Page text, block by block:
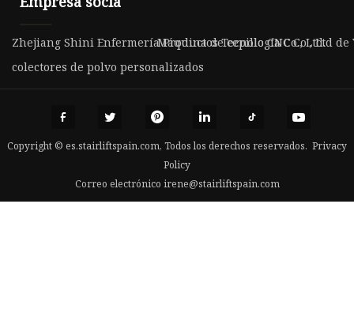
Zhejiang Shini Enfermería Productos Tecnología Co., Ltd.
Máquina de cepillo CNC Co., Ltd
colectores de polvo personalizados
Copyright © es.stairliftspain.com, Todos los derechos reservados. Privacy
Policy
Correo electrónico irene@stairliftspain.com